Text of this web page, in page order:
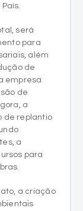
para
de
empresa
de
a
replantio
a
para
a criação
Além do
florestal com